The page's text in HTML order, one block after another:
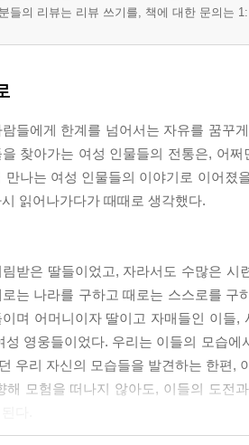
들의 리뷰는 리뷰 쓰기를, 책에 대한 문의는
들에게 한계를 넘어서는 자유를 꿈꾸
찾아가는 여성 인물들의 전통은, 어
만나는 여성 인물들의 이야기로 이어졌
읽어나가다가 때때로 생각했다.
받은 딸들이었고, 자라서도 수많은
는 나라를 구하고 때로는 스스로를
며 어머니이자 딸이고 자매들인 이들
성 영웅들이었다. 우리는 이들의 모습
우리 자신의 모습들을 발견하는 한편,
해 모험을 떠나지 않아도, 이들의 도전